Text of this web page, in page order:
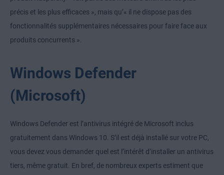
précis et les plus efficaces », mais qu’« il ne dispose pas des
fonctionnalités supplémentaires nécessaires pour faire face aux
produits concurrents ».
Windows Defender
(Microsoft)
Windows Defender est l’antivirus intégré de Microsoft inclus
gratuitement dans Windows 10. S’il est déjà installé sur votre PC,
vous devez vous demander quel est l’intérêt d’installer un antivirus
tiers, même gratuit. En bref, de nombreux experts estiment que